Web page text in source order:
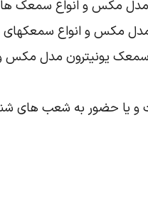
مکس و انواع سمعک
مکس و انواع سمعکهای
سمعک یونیترون مدل
و یا حضور به شعب های